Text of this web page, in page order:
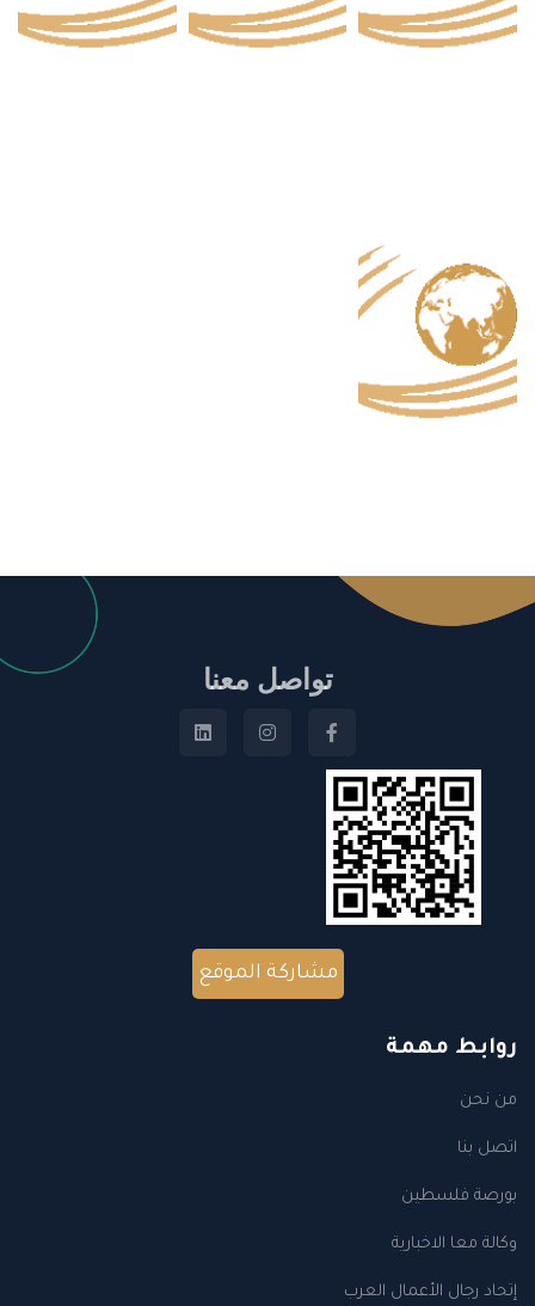
تواصل معنا
مشاركة الموقع
روابط مهمة
من نحن
اتصل بنا
بورصة فلسطين
وكالة معا الاخبارية
إتحاد رجال الأعمال العرب